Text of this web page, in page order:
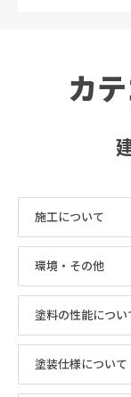
カ
施工について
環境・その他
塗料の性能につい
塗装仕様について